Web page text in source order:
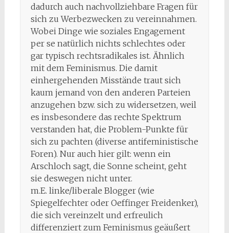
dadurch auch nachvollziehbare Fragen für
sich zu Werbezwecken zu vereinnahmen.
Wobei Dinge wie soziales Engagement
per se natürlich nichts schlechtes oder
gar typisch rechtsradikales ist. Ähnlich
mit dem Feminismus. Die damit
einhergehenden Misstände traut sich
kaum jemand von den anderen Parteien
anzugehen bzw. sich zu widersetzen, weil
es insbesondere das rechte Spektrum
verstanden hat, die Problem-Punkte für
sich zu pachten (diverse antifeministische
Foren). Nur auch hier gilt: wenn ein
Arschloch sagt, die Sonne scheint, geht
sie deswegen nicht unter.
m.E. linke/liberale Blogger (wie
Spiegelfechter oder Oeffinger Freidenker),
die sich vereinzelt und erfreulich
differenziert zum Feminismus geäußert